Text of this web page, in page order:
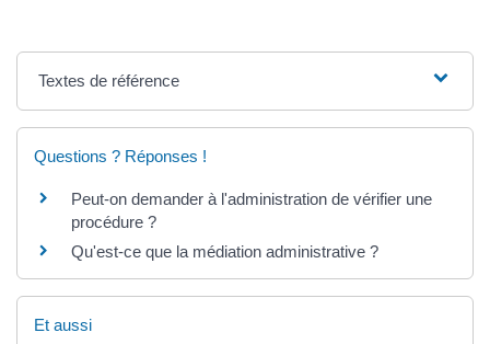
Textes de référence
Questions ? Réponses !
Peut-on demander à l'administration de vérifier une
procédure ?
Qu'est-ce que la médiation administrative ?
Et aussi